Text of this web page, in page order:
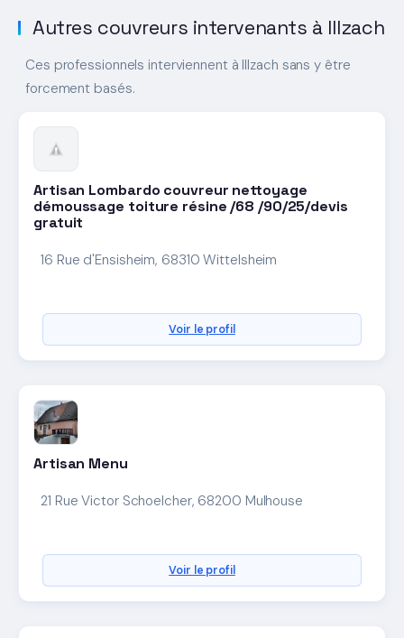
Autres couvreurs intervenants à Illzach
Ces professionnels interviennent à Illzach sans y être
forcement basés.
Artisan Lombardo couvreur nettoyage
démoussage toiture résine /68 /90/25/devis
gratuit
16 Rue d'Ensisheim, 68310 Wittelsheim
Voir le profil
Artisan Menu
21 Rue Victor Schoelcher, 68200 Mulhouse
Voir le profil